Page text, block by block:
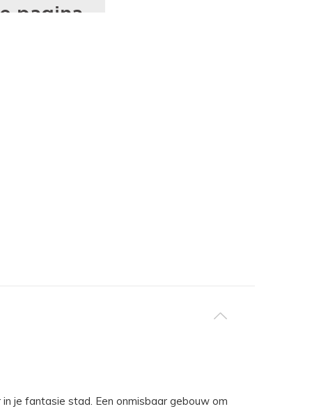
je fantasie stad. Een onmisbaar gebouw om